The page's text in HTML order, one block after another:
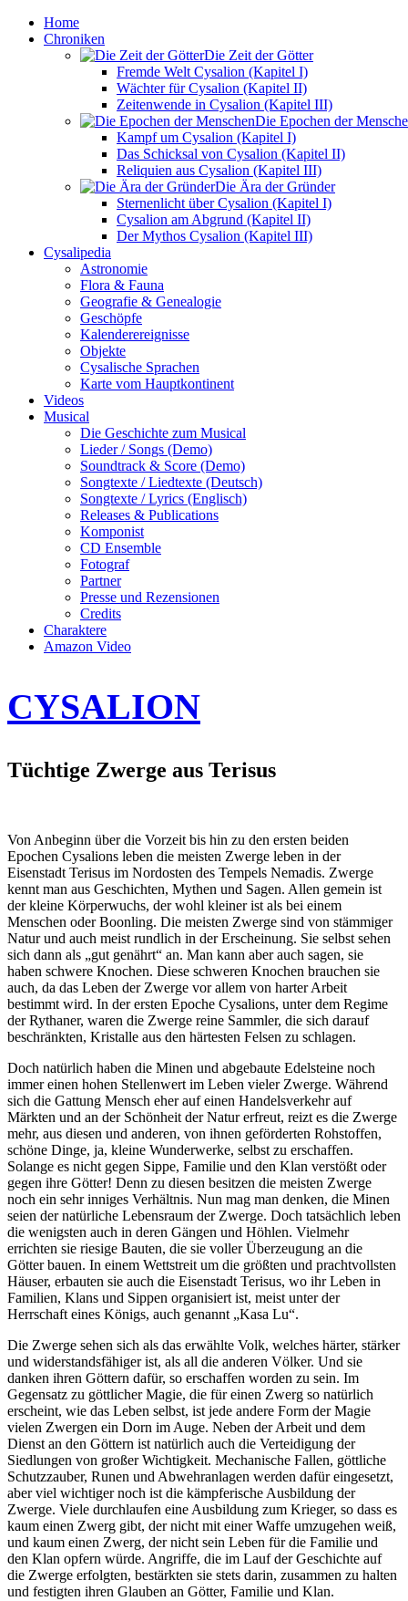
Home
Chroniken
Die Zeit der Götter
Fremde Welt Cysalion (Kapitel I)
Wächter für Cysalion (Kapitel II)
Zeitenwende in Cysalion (Kapitel III)
Die Epochen der
Kampf um Cysalion (Kapitel I)
Das Schicksal von Cysalion (Kapitel II)
Reliquien aus Cysalion (Kapitel III)
Die Ära der Gründer
Sternenlicht über Cysalion (Kapitel I)
Cysalion am Abgrund (Kapitel II)
Der Mythos Cysalion (Kapitel III)
Cysalipedia
Astronomie
Flora & Fauna
Geografie & Genealogie
Geschöpfe
Kalenderereignisse
Objekte
Cysalische Sprachen
Karte vom Hauptkontinent
Videos
Musical
Die Geschichte zum Musical
Lieder / Songs (Demo)
Soundtrack & Score (Demo)
Songtexte / Liedtexte (Deutsch)
Songtexte / Lyrics (Englisch)
Releases & Publications
Komponist
CD Ensemble
Fotograf
Partner
Presse und Rezensionen
Credits
Charaktere
Amazon Video
CYSALION
Tüchtige Zwerge aus Terisus
Von Anbeginn über die Vorzeit bis hin zu den ersten beiden
Epochen Cysalions leben die meisten Zwerge leben in der
Eisenstadt Terisus im Nordosten des Tempels Nemadis. Zwerge
kennt man aus Geschichten, Mythen und Sagen. Allen gemein ist
der kleine Körperwuchs, der wohl kleiner ist als bei einem
Menschen oder Boonling. Die meisten Zwerge sind von stämmiger
Natur und auch meist rundlich in der Erscheinung. Sie selbst sehen
sich dann als „gut genährt“ an. Man kann aber auch sagen, sie
haben schwere Knochen. Diese schweren Knochen brauchen sie
auch, da das Leben der Zwerge vor allem von harter Arbeit
bestimmt wird. In der ersten Epoche Cysalions, unter dem Regime
der Rythaner, waren die Zwerge reine Sammler, die sich darauf
beschränkten, Kristalle aus den härtesten Felsen zu schlagen.
Doch natürlich haben die Minen und abgebaute Edelsteine noch
immer einen hohen Stellenwert im Leben vieler Zwerge. Während
sich die Gattung Mensch eher auf einen Handelsverkehr auf
Märkten und an der Schönheit der Natur erfreut, reizt es die Zwerge
mehr, aus diesen und anderen, von ihnen geförderten Rohstoffen,
schöne Dinge, ja, kleine Wunderwerke, selbst zu erschaffen.
Solange es nicht gegen Sippe, Familie und den Klan verstößt oder
gegen ihre Götter! Denn zu diesen besitzen die meisten Zwerge
noch ein sehr inniges Verhältnis. Nun mag man denken, die Minen
seien der natürliche Lebensraum der Zwerge. Doch tatsächlich leben
die wenigsten auch in deren Gängen und Höhlen. Vielmehr
errichten sie riesige Bauten, die sie voller Überzeugung an die
Götter bauen. In einem Wettstreit um die größten und prachtvollsten
Häuser, erbauten sie auch die Eisenstadt Terisus, wo ihr Leben in
Familien, Klans und Sippen organisiert ist, meist unter der
Herrschaft eines Königs, auch genannt „Kasa Lu“.
Die Zwerge sehen sich als das erwählte Volk, welches härter, stärker
und widerstandsfähiger ist, als all die anderen Völker. Und sie
danken ihren Göttern dafür, so erschaffen worden zu sein. Im
Gegensatz zu göttlicher Magie, die für einen Zwerg so natürlich
erscheint, wie das Leben selbst, ist jede andere Form der Magie
vielen Zwergen ein Dorn im Auge. Neben der Arbeit und dem
Dienst an den Göttern ist natürlich auch die Verteidigung der
Siedlungen von großer Wichtigkeit. Mechanische Fallen, göttliche
Schutzzauber, Runen und Abwehranlagen werden dafür eingesetzt,
aber viel wichtiger noch ist die kämpferische Ausbildung der
Zwerge. Viele durchlaufen eine Ausbildung zum Krieger, so dass es
kaum einen Zwerg gibt, der nicht mit einer Waffe umzugehen weiß,
und kaum einen Zwerg, der nicht sein Leben für die Familie und
den Klan opfern würde. Angriffe, die im Lauf der Geschichte auf
die Zwerge erfolgten, bestärkten sie stets darin, zusammen zu halten
und festigten ihren Glauben an Götter, Familie und Klan.